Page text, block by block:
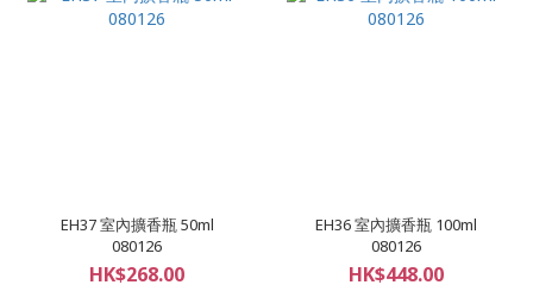
EH37 室內擴香瓶 50ml
080126
HK$268.00
EH36 室內擴香瓶 100ml
080126
HK$448.00